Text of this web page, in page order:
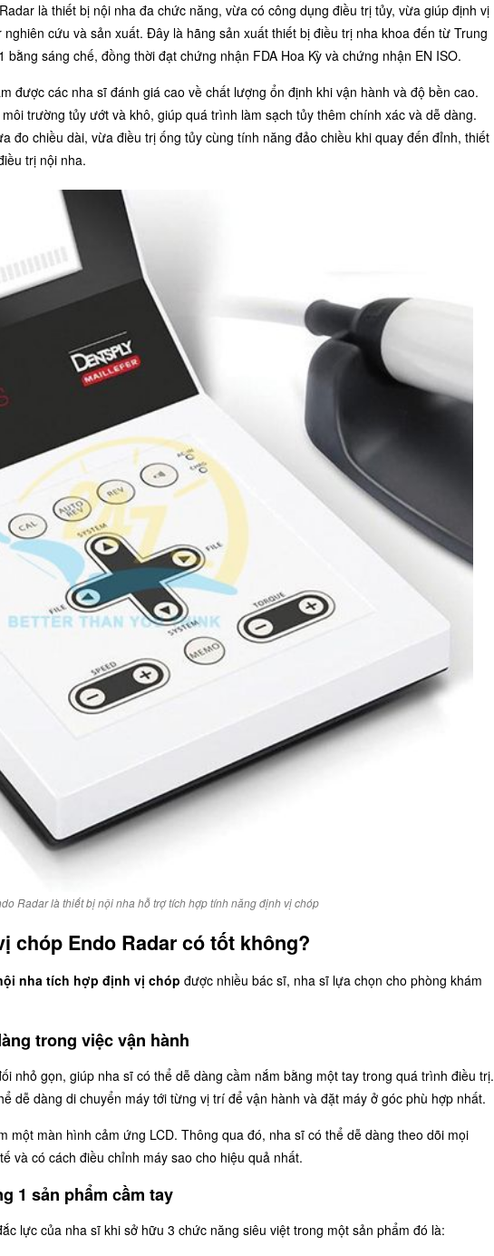
là thiết bị nội nha đa chức năng, vừa có công dụng điều trị tủy, vừa giúp định vị
cứu và sản xuất. Đây là hãng sản xuất thiết bị điều trị nha khoa đến từ Trung
sáng chế, đồng thời đạt chứng nhận FDA Hoa Kỳ và chứng nhận EN ISO.
được các nha sĩ đánh giá cao về chất lượng ổn định khi vận hành và độ bền cao.
trường tủy ướt và khô, giúp quá trình làm sạch tủy thêm chính xác và dễ dàng.
đo chiều dài, vừa điều trị ống tủy cùng tính năng đảo chiều khi quay đến đỉnh, thiết
trị nội nha.
Radar là thiết bị nội nha hỗ trợ tích hợp tính năng định vị chóp
chóp Endo Radar có tốt không?
nha tích hợp định vị chóp được nhiều bác sĩ, nha sĩ lựa chọn cho phòng khám
trong việc vận hành
nhỏ gọn, giúp nha sĩ có thể dễ dàng cầm nắm bằng một tay trong quá trình điều trị.
dễ dàng di chuyển máy tới từng vị trí để vận hành và đặt máy ở góc phù hợp nhất.
một màn hình cảm ứng LCD. Thông qua đó, nha sĩ có thể dễ dàng theo dõi mọi
và có cách điều chỉnh máy sao cho hiệu quả nhất.
1 sản phẩm cầm tay
lực của nha sĩ khi sở hữu 3 chức năng siêu việt trong một sản phẩm đó là: